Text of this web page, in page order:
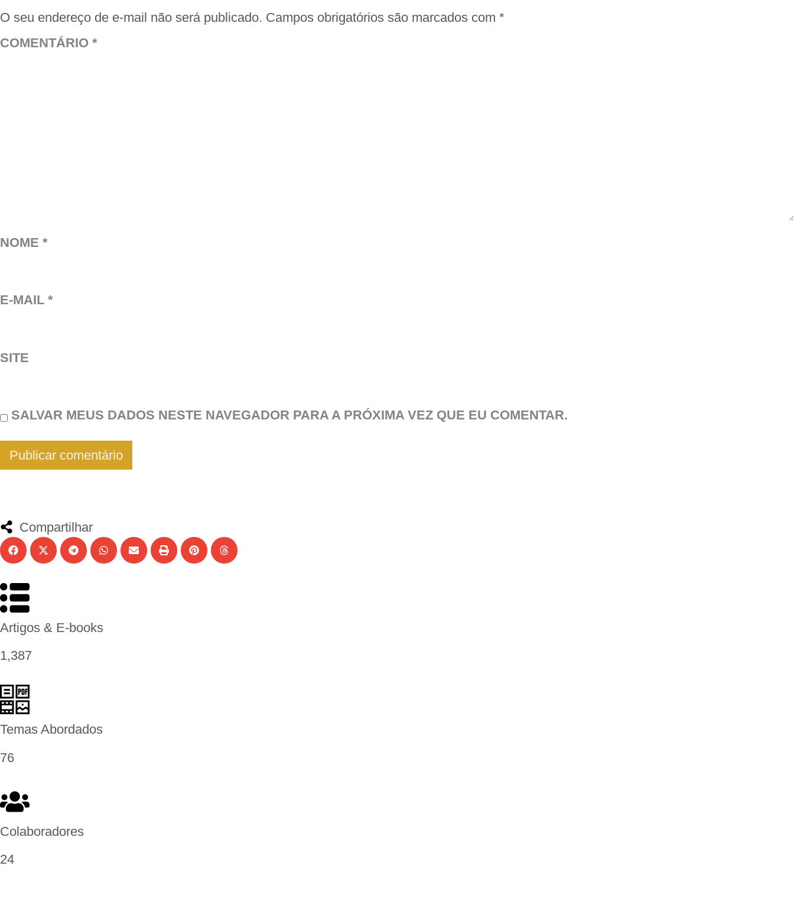
O seu endereço de e-mail não será publicado. Campos obrigatórios são marcados com *
COMENTÁRIO *
NOME *
E-MAIL *
SITE
SALVAR MEUS DADOS NESTE NAVEGADOR PARA A PRÓXIMA VEZ QUE EU COMENTAR.
Compartilhar
Artigos & E-books
1,387
Temas Abordados
76
Colaboradores
24